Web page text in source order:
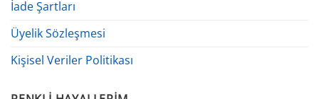
İade Şartları
Üyelik Sözleşmesi
Kişisel Veriler Politikası